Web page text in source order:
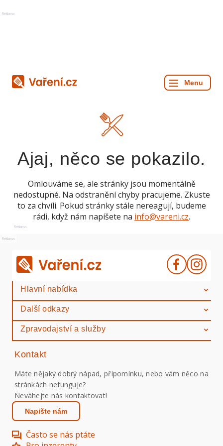
Reklama
Ajaj, něco se pokazilo.
Omlouváme se, ale stránky jsou momentálně
nedostupné. Na odstranění chyby pracujeme. Zkuste
to za chvíli. Pokud stránky stále nereagují, budeme
rádi, když nám napíšete na info@vareni.cz.
Reklama
Reklama
Hlavní nabídka
Další odkazy
Zpravodajství a služby
Kontakt
Máte nějaký dobrý nápad, připomínku, nebo vám něco na
stránkách nefunguje?
Neváhejte nás kontaktovat!
Napište nám
Často se nás ptáte